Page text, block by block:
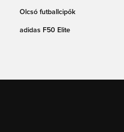
Olcsó futballcipők
adidas F50 Elite